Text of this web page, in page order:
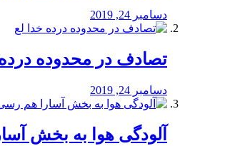
دسامبر 24, 2019
تصادف در محدوده
دسامبر 24, 2019
آلودگی هوا به بخش